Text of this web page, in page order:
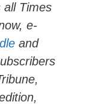
all Times
e-
and